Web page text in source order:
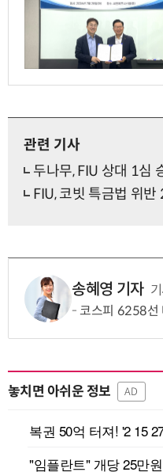
관련 기사
두나무, FIU 상대 1심
FIU, 코빗 특금법 위
송혜영 기자
코스피 6258선
놓치면 아쉬운 정보 AD